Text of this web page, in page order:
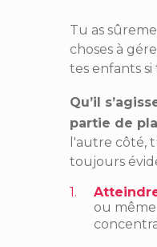
Tu as
choses à
tes enfants si
Qu’il
partie de
l'autre côté,
toujours
ou